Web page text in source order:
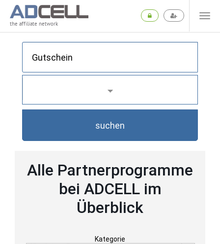
the affiliate network
suchen
Alle Partnerprogramme
bei ADCELL im
Überblick
Kategorie